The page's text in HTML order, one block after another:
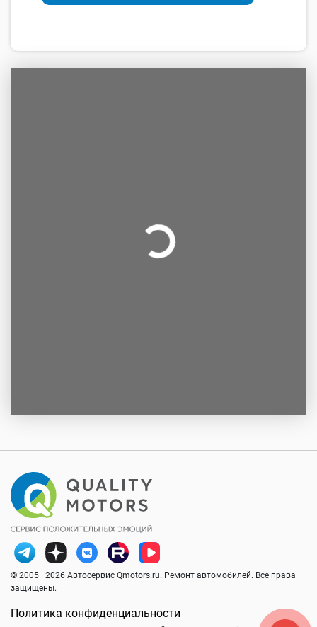
© 2005—2026 Автосервис Qmotors.ru. Ремонт автомобилей. Все права
защищены.
Политика конфиденциальности